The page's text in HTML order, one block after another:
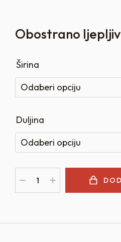
Obostrano
Širina
Duljina